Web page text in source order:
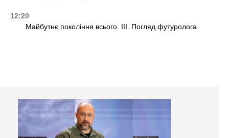
12:20
Майбутнє покоління всього. III. Погляд футуролога